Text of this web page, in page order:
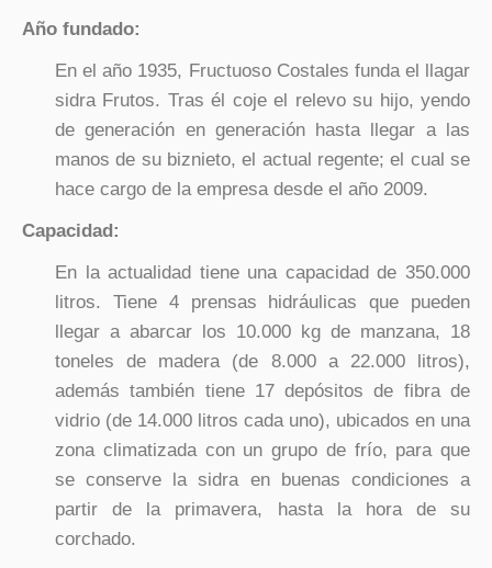
Año fundado:
En el año 1935, Fructuoso Costales funda el llagar
sidra Frutos. Tras él coje el relevo su hijo, yendo
de generación en generación hasta llegar a las
manos de su biznieto, el actual regente; el cual se
hace cargo de la empresa desde el año 2009.
Capacidad:
En la actualidad tiene una capacidad de 350.000
litros. Tiene 4 prensas hidráulicas que pueden
llegar a abarcar los 10.000 kg de manzana, 18
toneles de madera (de 8.000 a 22.000 litros),
además también tiene 17 depósitos de fibra de
vidrio (de 14.000 litros cada uno), ubicados en una
zona climatizada con un grupo de frío, para que
se conserve la sidra en buenas condiciones a
partir de la primavera, hasta la hora de su
corchado.